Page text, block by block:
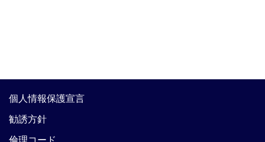
個人情報保護宣言
勧誘方針
倫理コード